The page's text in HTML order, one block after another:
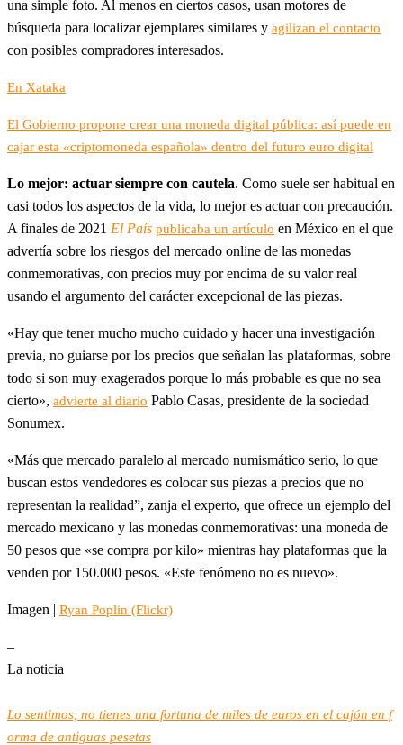
una simple foto. Al menos en ciertos casos, usan motores de
búsqueda para localizar ejemplares similares y agilizan el contacto
con posibles compradores interesados.
En Xataka
El Gobierno propone crear una moneda digital pública: así puede en
cajar esta «criptomoneda española» dentro del futuro euro digital
Lo mejor: actuar siempre con cautela. Como suele ser habitual en
casi todos los aspectos de la vida, lo mejor es actuar con precaución.
A finales de 2021 El País publicaba un artículo en México en el que
advertía sobre los riesgos del mercado online de las monedas
conmemorativas, con precios muy por encima de su valor real
usando el argumento del carácter excepcional de las piezas.
«Hay que tener mucho mucho cuidado y hacer una investigación
previa, no guiarse por los precios que señalan las plataformas, sobre
todo si son muy exagerados porque lo más probable es que no sea
cierto», advierte al diario Pablo Casas, presidente de la sociedad
Sonumex.
«Más que mercado paralelo al mercado numismático serio, lo que
buscan estos vendedores es colocar sus piezas a precios que no
representan la realidad”, zanja el experto, que ofrece un ejemplo del
mercado mexicano y las monedas conmemorativas: una moneda de
50 pesos que «se compra por kilo» mientras hay plataformas que la
venden por 150.000 pesos. «Este fenómeno no es nuevo».
Imagen | Ryan Poplin (Flickr)
–
La noticia
Lo sentimos, no tienes una fortuna de miles de euros en el cajón en f
orma de antiguas pesetas